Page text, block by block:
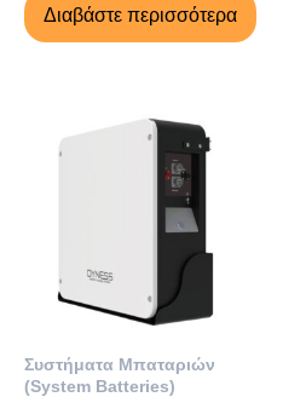
Διαβάστε περισσότερα
Συστήματα Μπαταριών
(System Batteries)